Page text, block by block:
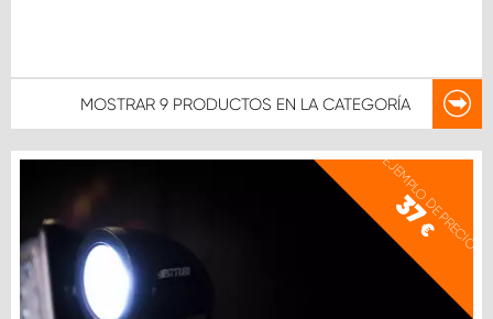
MOSTRAR 9 PRODUCTOS EN LA CATEGORÍA
EJEMPLO DE PRECIO
37
€